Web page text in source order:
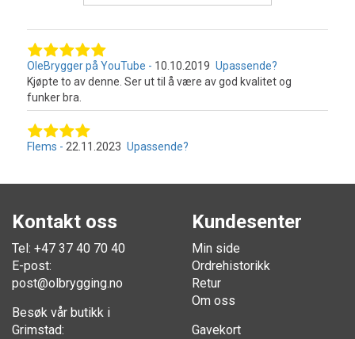
OleBrygger på YouTube 10.10.2019 Upassende?
Kjøpte to av denne. Ser ut til å være av god kvalitet og
funker bra.
Flems 22.11.2023 Upassende?
Kontakt oss
Tel: +47 37 40 70 40
E-post:
post@olbrygging.no
Besøk vår butikk i
Grimstad:
Kundesenter
Min side
Ordrehistorikk
Retur
Om oss
Gavekort